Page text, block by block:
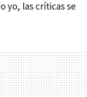
yo, las críticas se